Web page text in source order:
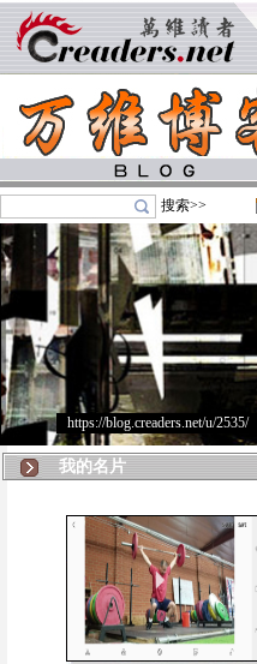
搜索>>
https://blog.creaders.net/u/2535/>
我的名片